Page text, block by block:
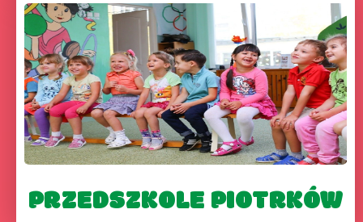
PRZEDSZKOLE PIOTRKÓW